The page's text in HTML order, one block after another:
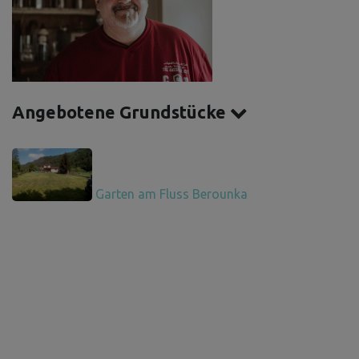
Angebotene Grundstücke
Garten am Fluss Berounka